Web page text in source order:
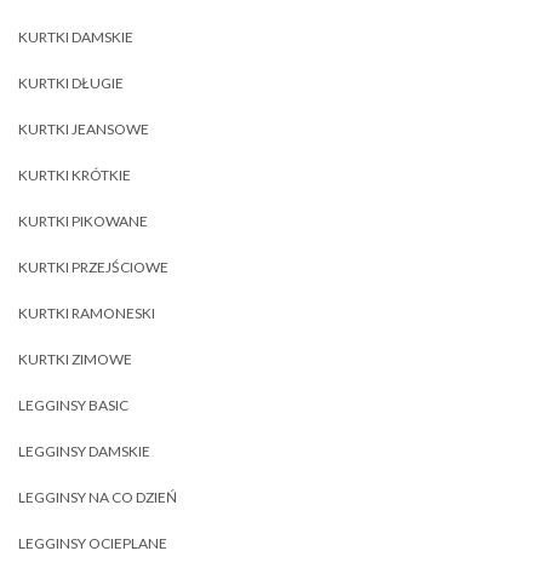
KURTKI DAMSKIE
KURTKI DŁUGIE
KURTKI JEANSOWE
KURTKI KRÓTKIE
KURTKI PIKOWANE
KURTKI PRZEJŚCIOWE
KURTKI RAMONESKI
KURTKI ZIMOWE
LEGGINSY BASIC
LEGGINSY DAMSKIE
LEGGINSY NA CO DZIEŃ
LEGGINSY OCIEPLANE